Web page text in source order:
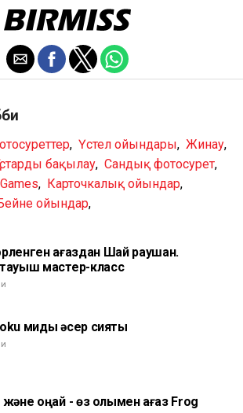
, Үстел ойындары, Жинау,
бақылау, Сандық фотосурет,
, Карточкалық ойындар,
ойындар,
қағаздан Шай раушан.
мастер-класс
миды әсер сияқты
оңай - өз қолымен қағаз Frog